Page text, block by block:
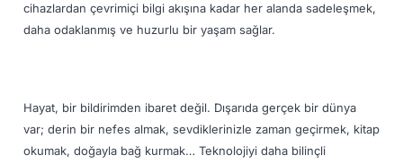
cihazlardan çevrimiçi bilgi akışına kadar her alanda sadeleşmek,
daha odaklanmış ve huzurlu bir yaşam sağlar.
Hayat, bir bildirimden ibaret değil. Dışarıda gerçek bir dünya
var; derin bir nefes almak, sevdiklerinizle zaman geçirmek, kitap
okumak, doğayla bağ kurmak… Teknolojiyi daha bilinçli